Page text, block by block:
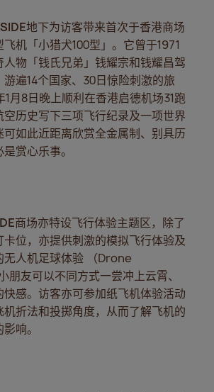
地下为访客带来首次于香港商场
机「小猎犬100型」。它曾于1971
物「钱氏兄弟」钱耀宗和钱耀昌驾
遍14个国家、30日惊险刺激的旅
1月8日晚上顺利在香港启德机场31跑
历史写下三项飞行纪录及一项世界
如此近距离欣赏全金属制、别具历
赏心乐事。
商场亦特设飞行体验主题区，除了
位，亦提供刺激的模拟飞行体验及
无人机足球体验 （Drone
友可以不同方式一尝冲上云霄、
感。访客亦可参加纸飞机体验活动
机折法和投掷角度，从而了解飞机的
响。